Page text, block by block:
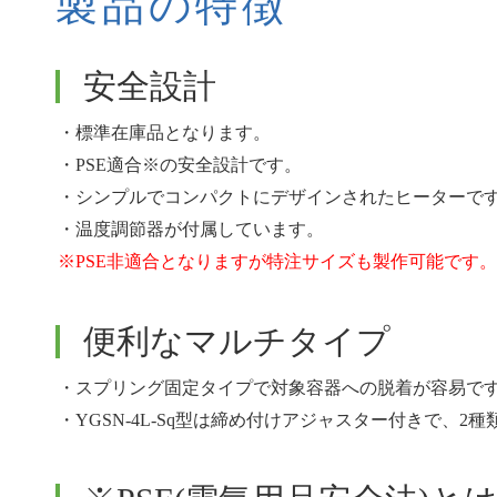
安全設計
・標準在庫品となります。
・PSE適合※の安全設計です。
・シンプルでコンパクトにデザインされたヒーターで
・温度調節器が付属しています。
※PSE非適合となりますが特注サイズも製作可能です。
便利なマルチタイプ
・スプリング固定タイプで対象容器への脱着が容易です
・YGSN-4L-Sq型は締め付けアジャスター付きで、2種